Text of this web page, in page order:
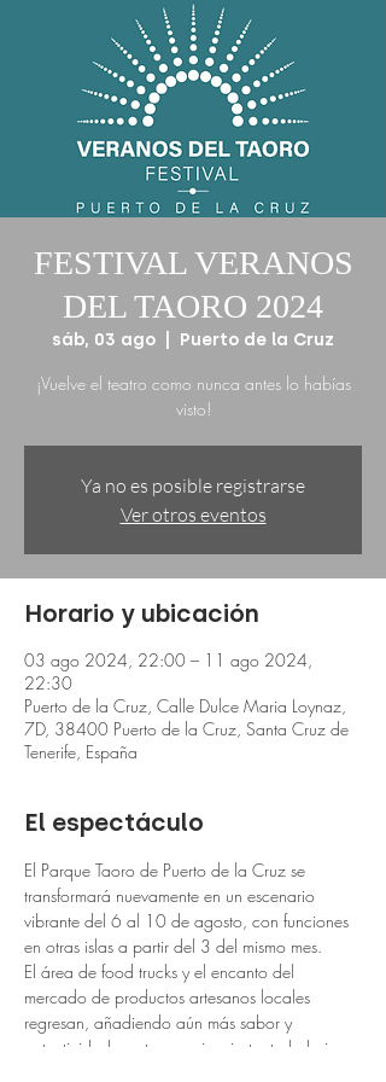
FESTIVAL VERANOS
DEL TAORO 2024
sáb, 03 ago Puerto de la Cruz
¡Vuelve el teatro como nunca antes lo habías
visto!
Ya no es posible registrarse
Ver otros eventos
Horario y ubicación
03 ago 2024, 22:00 – 11 ago 2024,
22:30
Puerto de la Cruz, Calle Dulce Maria Loynaz,
7D, 38400 Puerto de la Cruz, Santa Cruz de
Tenerife, España
El espectáculo
El Parque Taoro de Puerto de la Cruz se
transformará nuevamente en un escenario
vibrante del 6 al 10 de agosto, con funciones
en otras islas a partir del 3 del mismo mes.
El área de food trucks y el encanto del
mercado de productos artesanos locales
regresan, añadiendo aún más sabor y
autenticidad a esta experiencia teatral al aire